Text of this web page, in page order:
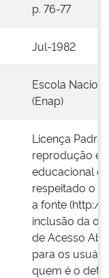
p. 76-77
Jul-1982
Escola
(Enap)
Licença
reprodução e
educacional
respeitado o
a fonte (http://
inclusão da
de Acesso
para os
quem é o